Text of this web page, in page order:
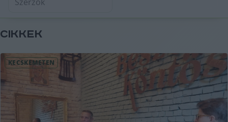
CIKKEK
KECSKEMÉTEN